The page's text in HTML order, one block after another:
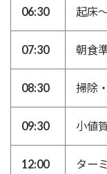
06:30 起床
07:30 朝食
08:30 掃除
09:30 小値
12:00 ター